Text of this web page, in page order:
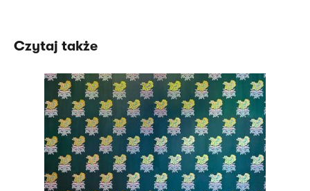
Czytaj także